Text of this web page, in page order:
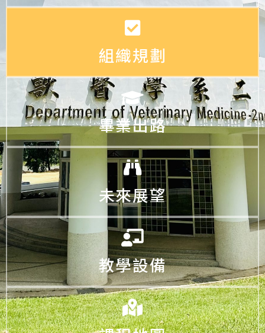
組織規劃
畢業出路
未來展望
教學設備